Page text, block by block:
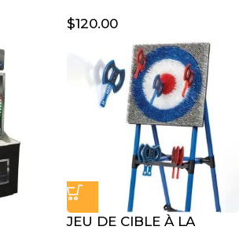
$120.00
JEU DE CIBLE À LA